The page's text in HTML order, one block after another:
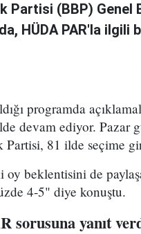
Partisi (BBP) Genel
HÜDA PAR'la ilgili
programda
devam ediyor. Pazar
81 ilde seçime
oy beklentisini de
4-5" diye konuştu.
sorusuna yanıt